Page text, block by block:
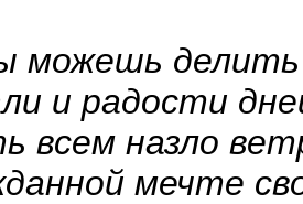
можешь делить
и радости
всем назло
мечте